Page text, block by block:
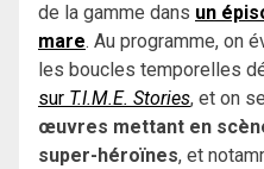
de la gamme dans un
mare. Au programme, on
les boucles temporelles
sur T.I.M.E. Stories, et on
œuvres mettant en
super-héroïnes, et